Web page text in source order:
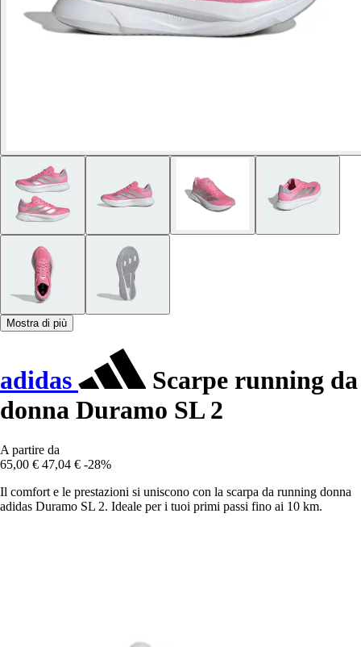
Mostra di più
adidas
Scarpe running da
donna Duramo SL 2
A partire da
65,00 € 47,04 € -28%
Il comfort e le prestazioni si uniscono con la scarpa da running donna
adidas Duramo SL 2. Ideale per i tuoi primi passi fino ai 10 km.